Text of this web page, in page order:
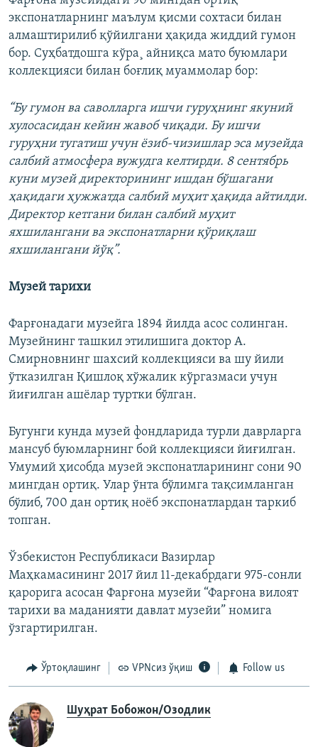
экспонатларнинг маълум қисми сохтаси билан
алмаштирилиб қўйилгани ҳақида жиддий гумон
бор. Суҳбатдошга кўра¸ айниқса мато буюмлари
коллекцияси билан боғлиқ муаммолар бор:
“Бу гумон ва саволларга ишчи гуруҳнинг якуний
хулосасидан кейин жавоб чиқади. Бу ишчи
гуруҳни тугатиш учун ëзиб-чизишлар эса музейда
салбий атмосфера вужудга келтирди. 8 сентябрь
куни музей директорининг ишдан бўшагани
ҳақидаги ҳужжатда салбий муҳит ҳақида айтилди.
Директор кетгани билан салбий муҳит
яхшилангани ва экспонатларни қўриқлаш
яхшилангани йўқ”.
Музей тарихи
Фарғонадаги музейга 1894 йилда асос солинган.
Музейнинг ташкил этилиши­га доктор А.
Смирновнинг шахсий коллекцияси ва шу йили
ўтказилган Қишлоқ хўжалик кўргазмаси учун
йиғилган ашёлар туртки бўлган.
Бугунги кунда музей фондларида турли даврларга
мансуб буюмларнинг бой коллекцияси йиғилган.
Умумий ҳисобда музей экспонатларининг сони 90
мингдан ортиқ. Улар ўнта бўлимга тақсимланган
бўлиб, 700 дан ортиқ ноёб экспонатлардан таркиб
топган.
Ўзбекистон Республикаси Вазирлар
Маҳкамасининг 2017 йил 11-декабрдаги 975-сонли
қарорига асосан Фарғона музейи “Фарғона вилоят
тарихи ва маданияти давлат музейи” номига
ўзгартирилган.
Ўртоқлашинг VPNсиз ўқиш Follow us
Шуҳрат Бобожон/Озодлик